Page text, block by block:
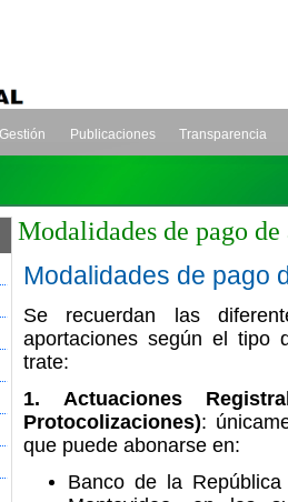
Publicaciones Transparencia
Modalidades de pago de
Modalidades de pago
Se recuerdan las
aportaciones según el tipo
trate:
1.
Actuaciones
Protocolizaciones):
que puede abonarse en:
Banco de la